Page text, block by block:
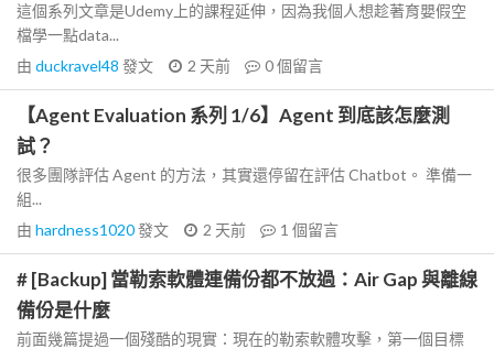
這個系列文章是Udemy上的課程延伸，因為我個人想趁著育嬰假空
檔學一點data...
由 duckravel48 發文 2 天前 0個留言
【Agent Evaluation 系列 1/6】Agent 到底該怎麼測
試？
很多團隊評估 Agent 的方法，其實還停留在評估 Chatbot。 準備一
組...
由 hardness1020發文 2 天前 1 個留言
# [Backup] 當勒索軟體連備份都不放過：Air Gap 與離線
備份是什麼
前面幾篇提過一個殘酷的現實：現在的勒索軟體攻擊，第一個目標